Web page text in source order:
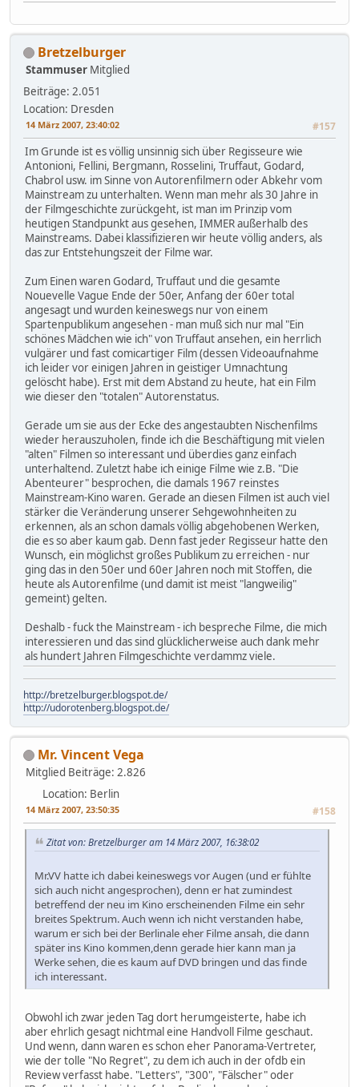
Bretzelburger
Stammuser Mitglied
Beiträge: 2.051
Location: Dresden
14 März 2007, 23:40:02 #157
Im Grunde ist es völlig unsinnig sich über Regisseure wie
Antonioni, Fellini, Bergmann, Rosselini, Truffaut, Godard,
Chabrol usw. im Sinne von Autorenfilmern oder Abkehr vom
Mainstream zu unterhalten. Wenn man mehr als 30 Jahre in
der Filmgeschichte zurückgeht, ist man im Prinzip vom
heutigen Standpunkt aus gesehen, IMMER außerhalb des
Mainstreams. Dabei klassifizieren wir heute völlig anders, als
das zur Entstehungszeit der Filme war.
Zum Einen waren Godard, Truffaut und die gesamte
Nouevelle Vague Ende der 50er, Anfang der 60er total
angesagt und wurden keineswegs nur von einem
Spartenpublikum angesehen - man muß sich nur mal "Ein
schönes Mädchen wie ich" von Truffaut ansehen, ein herrlich
vulgärer und fast comicartiger Film (dessen Videoaufnahme
ich leider vor einigen Jahren in geistiger Umnachtung
gelöscht habe). Erst mit dem Abstand zu heute, hat ein Film
wie dieser den "totalen" Autorenstatus.
Gerade um sie aus der Ecke des angestaubten Nischenfilms
wieder herauszuholen, finde ich die Beschäftigung mit vielen
"alten" Filmen so interessant und überdies ganz einfach
unterhaltend. Zuletzt habe ich einige Filme wie z.B. "Die
Abenteurer" besprochen, die damals 1967 reinstes
Mainstream-Kino waren. Gerade an diesen Filmen ist auch viel
stärker die Veränderung unserer Sehgewohnheiten zu
erkennen, als an schon damals völlig abgehobenen Werken,
die es so aber kaum gab. Denn fast jeder Regisseur hatte den
Wunsch, ein möglichst großes Publikum zu erreichen - nur
ging das in den 50er und 60er Jahren noch mit Stoffen, die
heute als Autorenfilme (und damit ist meist "langweilig"
gemeint) gelten.
Deshalb - fuck the Mainstream - ich bespreche Filme, die mich
interessieren und das sind glücklicherweise auch dank mehr
als hundert Jahren Filmgeschichte verdammz viele.
http://bretzelburger.blogspot.de/
http://udorotenberg.blogspot.de/
Mr. Vincent Vega
Mitglied Beiträge: 2.826
Location: Berlin
14 März 2007, 23:50:35 #158
Zitat von: Bretzelburger am 14 März 2007, 16:38:02
Mr.VV hatte ich dabei keineswegs vor Augen (und er fühlte
sich auch nicht angesprochen), denn er hat zumindest
betreffend der neu im Kino erscheinenden Filme ein sehr
breites Spektrum. Auch wenn ich nicht verstanden habe,
warum er sich bei der Berlinale eher Filme ansah, die dann
später ins Kino kommen,denn gerade hier kann man ja
Werke sehen, die es kaum auf DVD bringen und das finde
ich interessant.
Obwohl ich zwar jeden Tag dort herumgeisterte, habe ich
aber ehrlich gesagt nichtmal eine Handvoll Filme geschaut.
Und wenn, dann waren es schon eher Panorama-Vertreter,
wie der tolle "No Regret", zu dem ich auch in der ofdb ein
Review verfasst habe. "Letters", "300", "Fälscher" oder